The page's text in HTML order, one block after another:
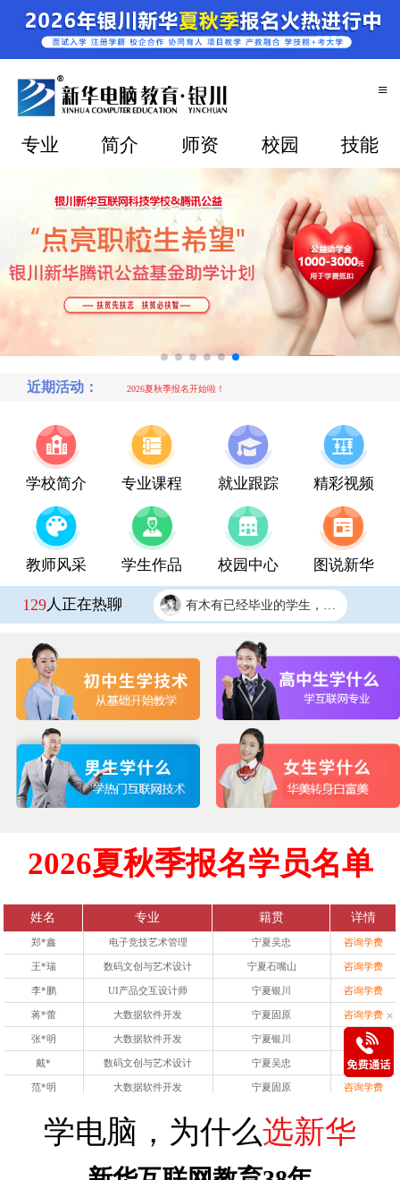
×
≡
专业 简介 师资 校园 技能
近期活动：
2026夏秋季报名开始啦！
2026夏秋季报名开始啦！
学校简介 专业课程 就业跟踪 精彩视频
教师风采 学生作品 校园中心 图说新华
129人正在热聊
没有任何基础能学会吗？
学校环境怎么样啊 视频上看上去还挺不错的 有实地去看过的么？
学什么专业毕业后好找工作啊？
学费多少钱？
报名要带哪些东西？
2026夏秋季报名学员名单
姓名 专业 籍贯 详情
李*鹏 UI产品交互设计师 宁夏银川 咨询学费
蒋*蕾 宁夏固原
张*明 宁夏银川
戴* 数码文创与艺术设计 宁夏吴忠 咨询学费
范*明 大数据软件开发 宁夏固原 咨询学费
张*雪 大数据软件开发 宁夏固原 咨询学费
谢*杰 数码文创与艺术设计 宁夏银川 咨询学费
数码文创与艺术设计 宁夏固原 咨询学费
徐*肖 大数据软件开发 宁夏银川 咨询学费
郑*鑫 电子竞技艺术管理 宁夏吴忠 咨询学费
王*瑞 数码文创与艺术设计 宁夏石嘴山 咨询学费
李*鹏 UI产品交互设计师 宁夏银川 咨询学费
蒋*蕾 大数据软件开发 宁夏固原 咨询学费
张*明 大数据软件开发 宁夏银川 咨询学费
戴* 数码文创与艺术设计 宁夏吴忠 咨询学费
范*明 大数据软件开发 宁夏固原 咨询学费
王* 数码文创与艺术设计 宁夏固原 咨询学费
谢*杰 数码文创与艺术设计 宁夏银川
数码文创与艺术设计 宁夏固原
学电脑，为什么选新华